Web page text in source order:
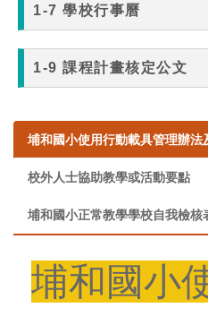
埔和國小使用行動載具管理辦法
校外人士協助教學或活動要點
埔和國小正常教學學校自我檢核
埔和國小